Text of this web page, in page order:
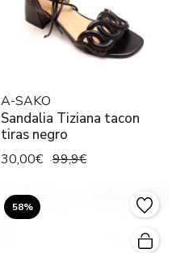
A-SAKO
Sandalia Tiziana tacon
tiras negro
30,00€ 99,9€
58%